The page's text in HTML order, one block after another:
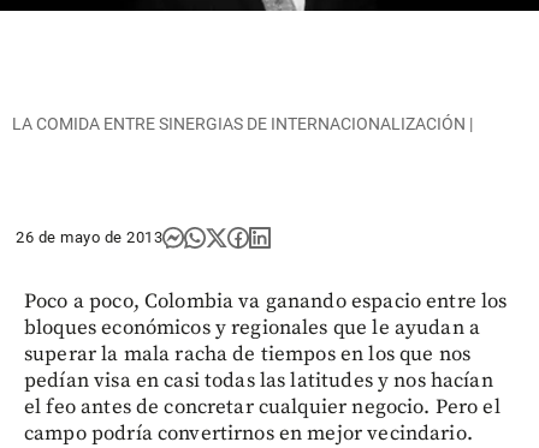
LA COMIDA ENTRE SINERGIAS DE INTERNACIONALIZACIÓN |
26 de mayo de 2013
Poco a poco, Colombia va ganando espacio entre los
bloques económicos y regionales que le ayudan a
superar la mala racha de tiempos en los que nos
pedían visa en casi todas las latitudes y nos hacían
el feo antes de concretar cualquier negocio. Pero el
campo podría convertirnos en mejor vecindario.